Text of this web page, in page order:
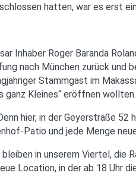
hatten, war es erst
nach München zurück und
Stammgast im
ganz Kleines“ eröffnen wollten.
hier, in der Geyerstraße
Patio und jede Menge
in unserem Viertel, die
Location, in der ab 18 Uhr